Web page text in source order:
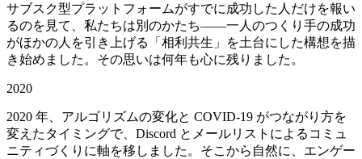
サブスク型プラットフォームがすでに成功した人だけを報い
るのを見て、私たちは別のかたち——一人のつくり手の成功
がほかの人を引き上げる「相利共生」を土台にした構想を描
き始めました。その思いは何年も心に残りました。
2020
2020 年、アルゴリズムの変化と COVID-19 がつながり方を
変えたタイミングで、Discord とメールリストによるコミュ
ニティづくりに軸を移しました。そこから自然に、エンゲー